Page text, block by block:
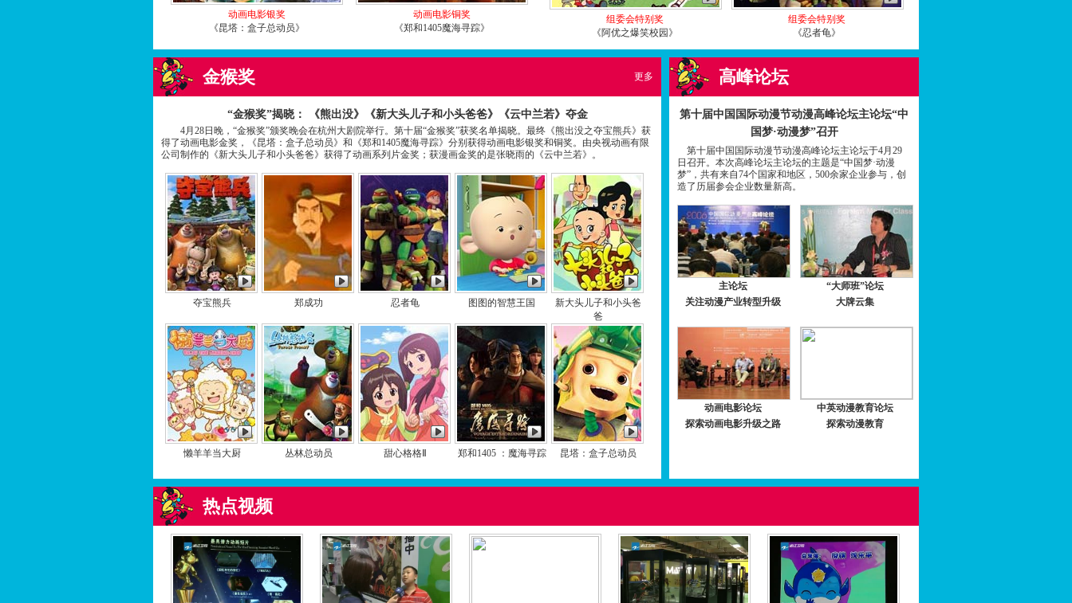
动画电影银奖
《昆塔：盒子总动员》
动画电影铜奖
《郑和1405魔海寻踪》
组委会特别奖
《阿优之爆笑校园》
组委会特别奖
《忍者龟》
金猴奖 更多
“金猴奖”揭晓： 《熊出没》《新大头儿子和小头爸爸》《云中兰若》夺金
4月28日晚，“金猴奖”颁奖晚会在杭州大剧院举行。第十届“金猴奖”获奖名单揭晓。最终《熊出没之夺宝熊兵》获
得了动画电影金奖，《昆塔：盒子总动员》和《郑和1405魔海寻踪》分别获得动画电影银奖和铜奖。由央视动画有限
公司制作的《新大头儿子和小头爸爸》获得了动画系列片金奖；获漫画金奖的是张晓雨的《云中兰若》。
夺宝熊兵 郑成功 忍者龟 图图的智慧王国
新大头儿子和小头爸
爸
懒羊羊当大厨 丛林总动员 甜心格格Ⅱ 郑和1405 ：魔海寻踪 昆塔：盒子总动员
高峰论坛
第十届中国国际动漫节动漫高峰论坛主论坛“中
国梦·动漫梦”召开
第十届中国国际动漫节动漫高峰论坛主论坛于4月29
日召开。本次高峰论坛主论坛的主题是“中国梦·动漫
梦”，共有来自74个国家和地区，500余家企业参与，创
造了历届参会企业数量新高。
主论坛
关注动漫产业转型升级
“大师班”论坛
大牌云集
动画电影论坛
探索动画电影升级之路
中英动漫教育论坛
探索动漫教育
热点视频